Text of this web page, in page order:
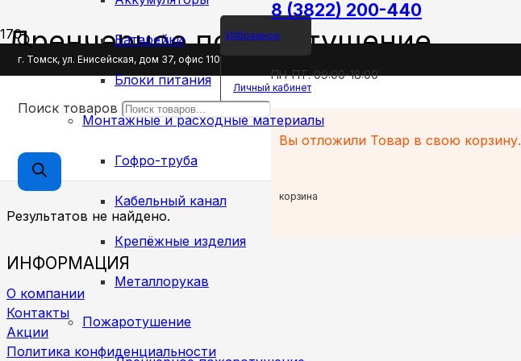
г. Томск, ул. Енисейская, дом 37, офис 110
Избранное
Личный кабинет
Поиск товаров
8 (3822) 200-440
ПН-ПТ: 09:00-18:00
Вы отложили Товар в свою корзину.
корзина
Батарейки
Блоки питания
Монтажные и расходные материалы
Гофро-труба
Кабельный канал
Крепёжные изделия
Металлорукав
Пожаротушение
Дренчерное пожаротушение
Пожаротушение
Дренчерное пожаротушение
Результатов не найдено.
ИНФОРМАЦИЯ
О компании
Контакты
Акции
Политика конфиденциальности